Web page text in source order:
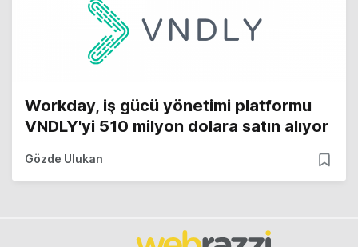
Workday, iş gücü yönetimi platformu
VNDLY'yi 510 milyon dolara satın alıyor
Gözde Ulukan